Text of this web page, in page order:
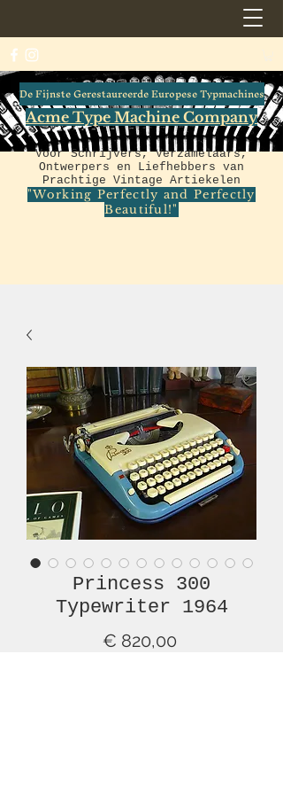
De Fijnste Gerestaureerde Europese Typmachines
Acme Type Machine Company
Voor Schrijvers, Verzamelaars,
Ontwerpers en Liefhebbers van
Prachtige Vintage Artiekelen
"Working Perfectly and Perfectly
Beautiful!"
Princess 300
Typewriter 1964
€ 820,00Prijs